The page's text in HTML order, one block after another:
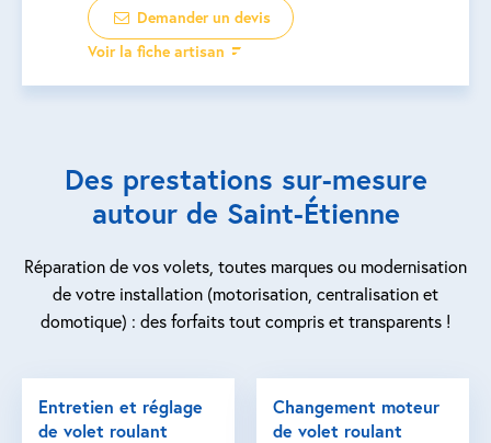
Demander un devis
Voir la fiche artisan
Des prestations sur-mesure
autour de Saint-Étienne
Réparation de vos volets, toutes marques ou modernisation
de votre installation (motorisation, centralisation et
domotique) : des forfaits tout compris et transparents !
Entretien et réglage
de volet roulant
Changement moteur
de volet roulant